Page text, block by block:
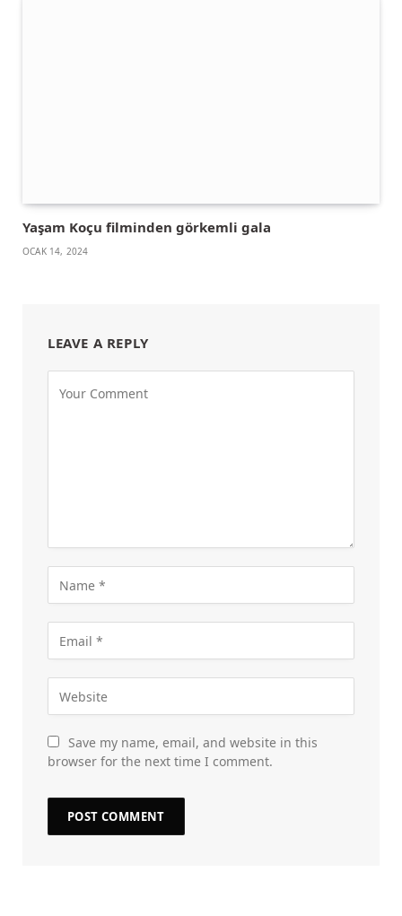
Yaşam Koçu filminden görkemli gala
OCAK 14, 2024
LEAVE A REPLY
Save my name, email, and website in this
browser for the next time I comment.